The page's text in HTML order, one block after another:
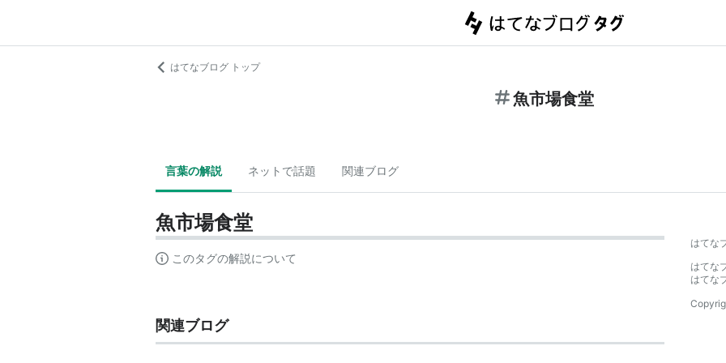
はてなブログ トップ
魚市場食堂
言葉の解説 ネットで話題 関連ブログ
魚市場食堂
このタグの解説について
関連ブログ
はてな
はてな
はてな